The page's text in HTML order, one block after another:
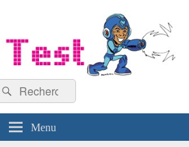
Recherche :
Rechercher
Menu